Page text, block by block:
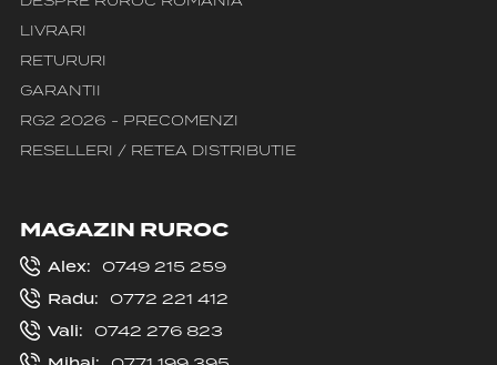
LIVRARI
RETURURI
GARANTII
RG2 2026 - PRECOMENZI
RESELLERI / RETEA DISTRIBUTIE
MAGAZIN RUROC
Alex:
0749 215 259
Radu:
0772 221 412
Vali:
0742 276 823